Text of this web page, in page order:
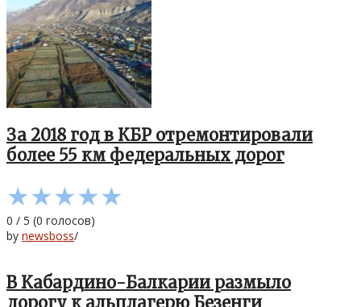
За 2018 год в КБР отремонтировали
более 55 км федеральных дорог
★★★★★
0 / 5 (0 голосов)
by newsboss/
В Кабардино-Балкарии размыло
дорогу к альплагерю Безенги